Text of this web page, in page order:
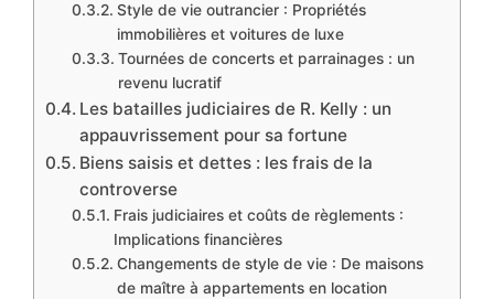
Style de vie outrancier : Propriétés
immobilières et voitures de luxe
Tournées de concerts et parrainages : un
revenu lucratif
Les batailles judiciaires de R. Kelly : un
appauvrissement pour sa fortune
Biens saisis et dettes : les frais de la
controverse
Frais judiciaires et coûts de règlements :
Implications financières
Changements de style de vie : De maisons
de maître à appartements en location